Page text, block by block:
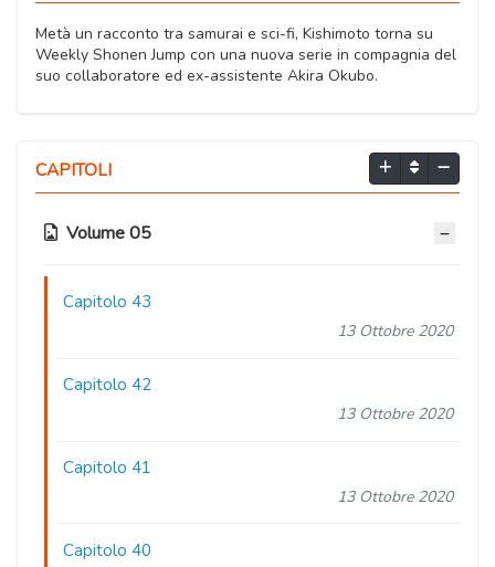
Metà un racconto tra samurai e sci-fi, Kishimoto torna su
Weekly Shonen Jump con una nuova serie in compagnia del
suo collaboratore ed ex-assistente Akira Okubo.
CAPITOLI
Volume 05
Capitolo 43
13 Ottobre 2020
Capitolo 42
13 Ottobre 2020
Capitolo 41
13 Ottobre 2020
Capitolo 40